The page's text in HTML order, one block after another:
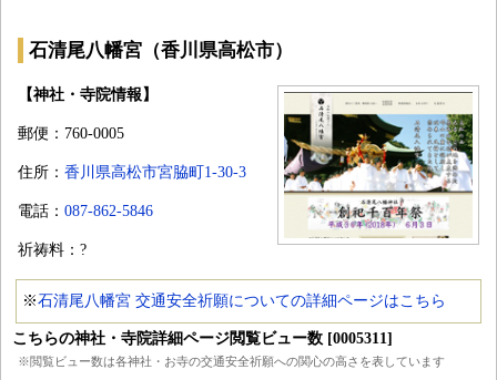
石清尾八幡宮（香川県高松市）
【神社・寺院情報】
郵便：760-0005
住所： 香川県高松市宮脇町1-30-3
電話： 087-862-5846
祈祷料：?
※石清尾八幡宮 交通安全祈願についての詳細ページはこちら
こちらの神社・寺院詳細ページ閲覧ビュー数 [0005311]
※閲覧ビュー数は各神社・お寺の交通安全祈願への関心の高さを表しています